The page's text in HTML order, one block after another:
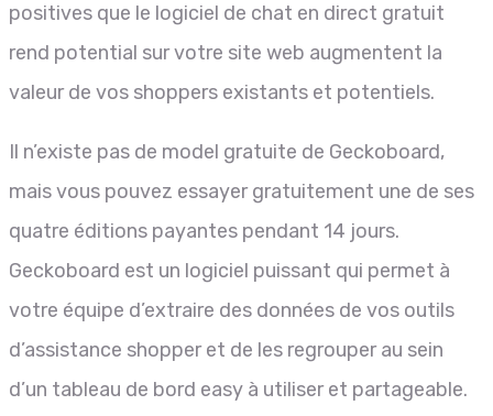
positives que le logiciel de chat en direct gratuit
rend potential sur votre site web augmentent la
valeur de vos shoppers existants et potentiels.
Il n’existe pas de model gratuite de Geckoboard,
mais vous pouvez essayer gratuitement une de ses
quatre éditions payantes pendant 14 jours.
Geckoboard est un logiciel puissant qui permet à
votre équipe d’extraire des données de vos outils
d’assistance shopper et de les regrouper au sein
d’un tableau de bord easy à utiliser et partageable.